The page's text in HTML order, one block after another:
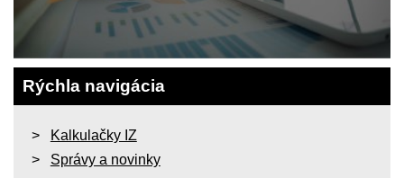
Rýchla navigácia
Kalkulačky IZ
Správy a novinky